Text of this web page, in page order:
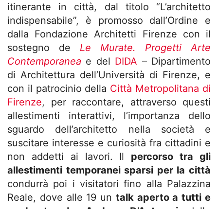
itinerante in città, dal titolo “L’architetto
indispensabile”, è promosso dall’Ordine e
dalla Fondazione Architetti Firenze con il
sostegno de Le Murate. Progetti Arte
Contemporanea e del DIDA – Dipartimento
di Architettura dell’Università di Firenze, e
con il patrocinio della Città Metropolitana di
Firenze, per raccontare, attraverso questi
allestimenti interattivi, l’importanza dello
sguardo dell’architetto nella società e
suscitare interesse e curiosità fra cittadini e
non addetti ai lavori. Il percorso tra gli
allestimenti temporanei sparsi per la città
condurrà poi i visitatori fino alla Palazzina
Reale, dove alle 19 un talk aperto a tutti e